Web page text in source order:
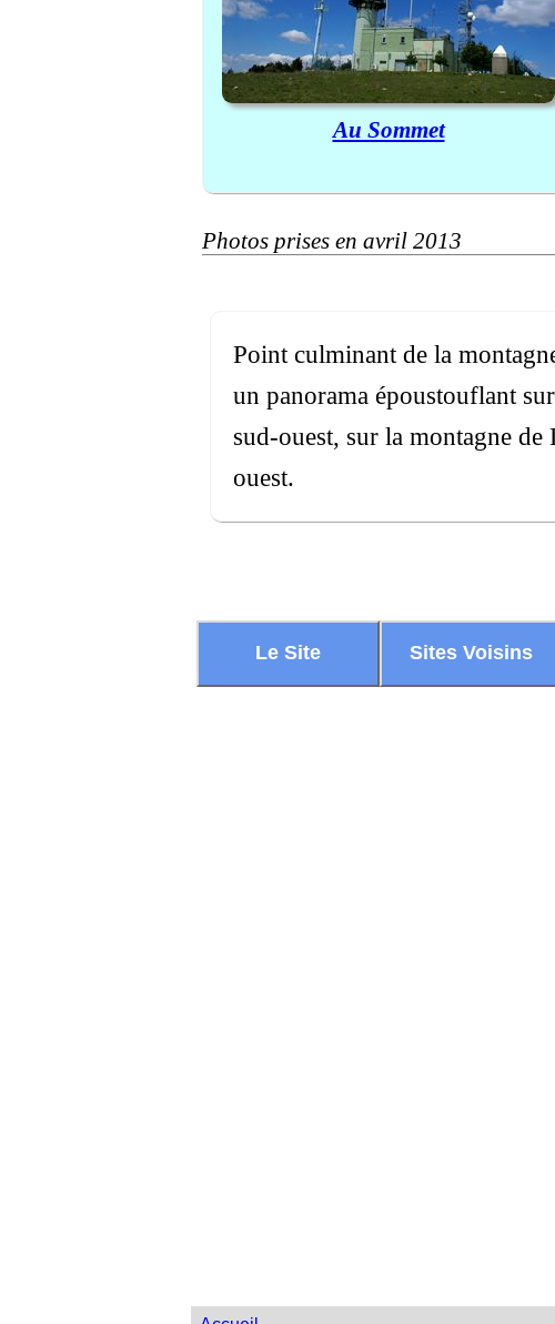
Au Sommet
Photos prises en avril 2013
Point culminant de la
un panorama époustouflant
sud-ouest, sur la montagne
ouest.
Le Site Sites Voisins